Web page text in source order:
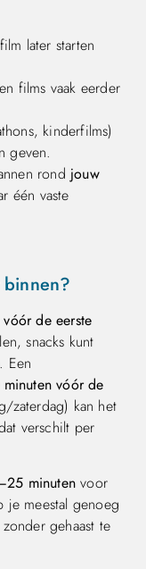
later starten
films vaak eerder
kinderfilms)
geven.
rond jouw
één vaste
de eerste
snacks kunt
Een
vóór de
zaterdag) kan het
verschilt per
minuten voor
meestal genoeg
gehaast te